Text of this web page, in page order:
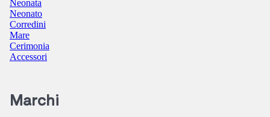
Neonata
Neonato
Corredini
Mare
Cerimonia
Accessori
Marchi